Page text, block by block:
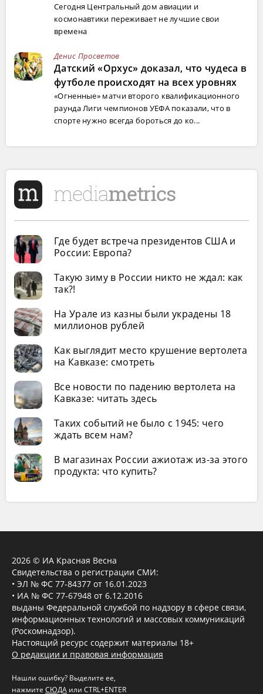
Сегодня Центральный дом авиации и
космонавтики переживает не лучшие свои
времена
Денис Просветов
Датский «Орхус» доказал, что чудеса в
футболе происходят на всех уровнях
«Огненные» матчи второго квалификационного
раунда Лиги чемпионов УЕФА показали, что в
спорте нужно всегда бороться до ко...
Где будет встреча президентов США и
России: Европа?
Такую зиму в России никто не ждал: как
так?!
На Урале из казны были украдены 18
миллионов рублей
Как выглядит место крушение вертолета
на Кавказе: смотреть
Все новости по падению вертолета на
Кавказе: читать здесь
Таких событий не было с 1945: чего
ждать всем нам?
В магазинах России ажиотаж из-за этого
продукта: что купить?
2026 © ИА Красная Весна
Свидетельства о регистрации СМИ:
• ЭЛ № ФС 77-84377 от 16.01.2023
• ИА № ФС 77-67948 от 6.12.2016
выданы Федеральной службой по надзору в сфере связи,
информационных технологий и массовых коммуникаций
(Роскомнадзор).
Настоящий ресурс содержит материалы 18+
О редакции и правовая информация
Нашли ошибку? Выделите ее,
нажмите СЮДА или CTRL+ENTER